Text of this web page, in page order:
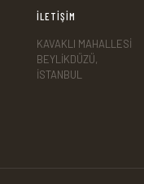
İLETİŞİM
KAVAKLI MAHALLESİ
BEYLİKDÜZÜ,
İSTANBUL